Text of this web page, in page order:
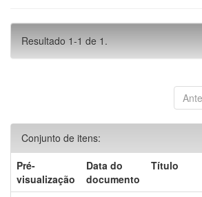
Resultado 1-1 de 1.
Conjunto de itens:
Pré-
visualização
Data do
documento
Título